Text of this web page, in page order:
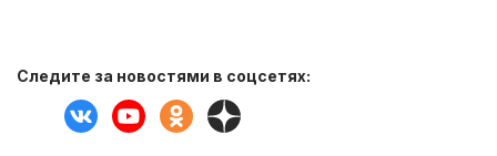
Следите за новостями в соцсетях: